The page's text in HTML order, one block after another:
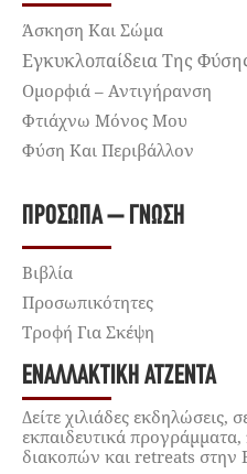
Άσκηση Και Σώμα
Εγκυκλοπαίδεια Της
Ομορφιά – Αντιγήρανση
Φτιάχνω Μόνος Μου
Φύση Και Περιβάλλον
ΠΡΌΣΩΠΑ – ΓΝΏΣΗ
Βιβλία
Προσωπικότητες
Τροφή Για Σκέψη
ΕΝΑΛΛΑΚΤΙΚΉ ΑΤΖΈΝΤΑ
Δείτε χιλιάδες εκδηλώσεις,
εκπαιδευτικά
διακοπών και retreats στην